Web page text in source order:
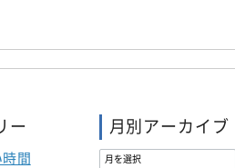
ー
間
月別アーカイブ